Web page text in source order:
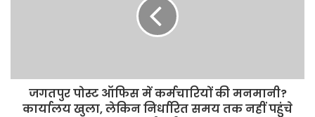
जगतपुर पोस्ट ऑफिस में कर्मचारियों की मनमानी?
कार्यालय खुला, लेकिन निर्धारित समय तक नहीं पहुंचे